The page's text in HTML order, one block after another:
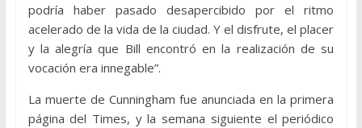
podría haber pasado desapercibido por el ritmo
acelerado de la vida de la ciudad. Y el disfrute, el placer
y la alegría que Bill encontró en la realización de su
vocación era innegable”.
La muerte de Cunningham fue anunciada en la primera
página del Times, y la semana siguiente el periódico